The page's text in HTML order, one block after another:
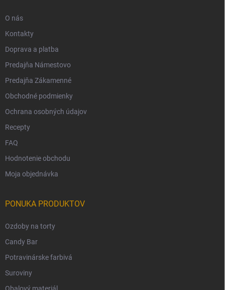
O nás
Kontakty
Doprava a platba
Predajňa Námestovo
Predajňa Zákamenné
Obchodné podmienky
Ochrana osobných údajov
Recepty
FAQ
Hodnotenie obchodu
Moja objednávka
PONUKA PRODUKTOV
Ozdoby na torty
Candy Bar
Potravinárske farbivá
Suroviny